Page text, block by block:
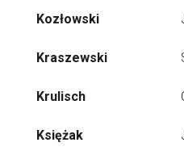
Kozłowski
Kraszewski
Krulisch
Księżak